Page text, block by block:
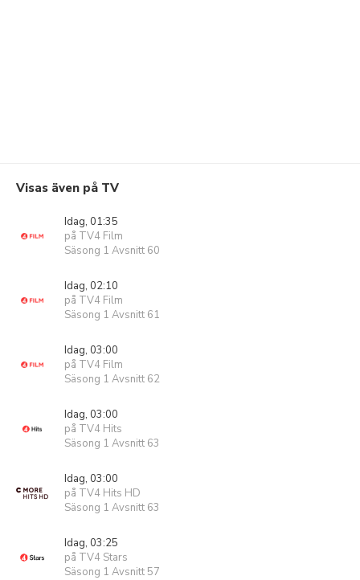
Visas även på TV
Idag, 01:35
på TV4 Film
Säsong 1 Avsnitt 60
Idag, 02:10
på TV4 Film
Säsong 1 Avsnitt 61
Idag, 03:00
på TV4 Film
Säsong 1 Avsnitt 62
Idag, 03:00
på TV4 Hits
Säsong 1 Avsnitt 63
Idag, 03:00
på TV4 Hits HD
Säsong 1 Avsnitt 63
Idag, 03:25
på TV4 Stars
Säsong 1 Avsnitt 57